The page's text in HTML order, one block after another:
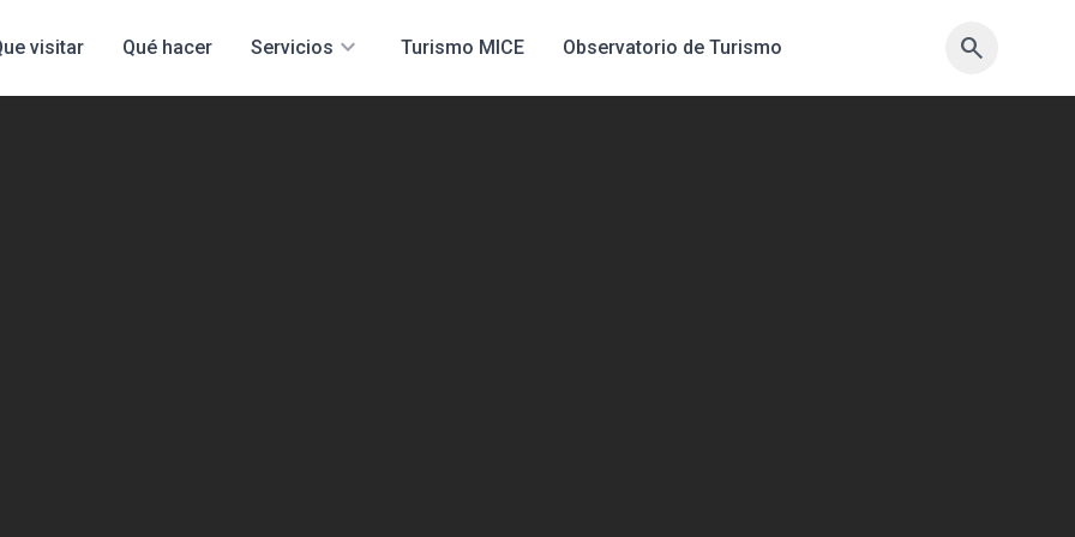
visitar Qué hacer Servicios expand_more Turismo MICE Observatorio de Turismo search
sync search